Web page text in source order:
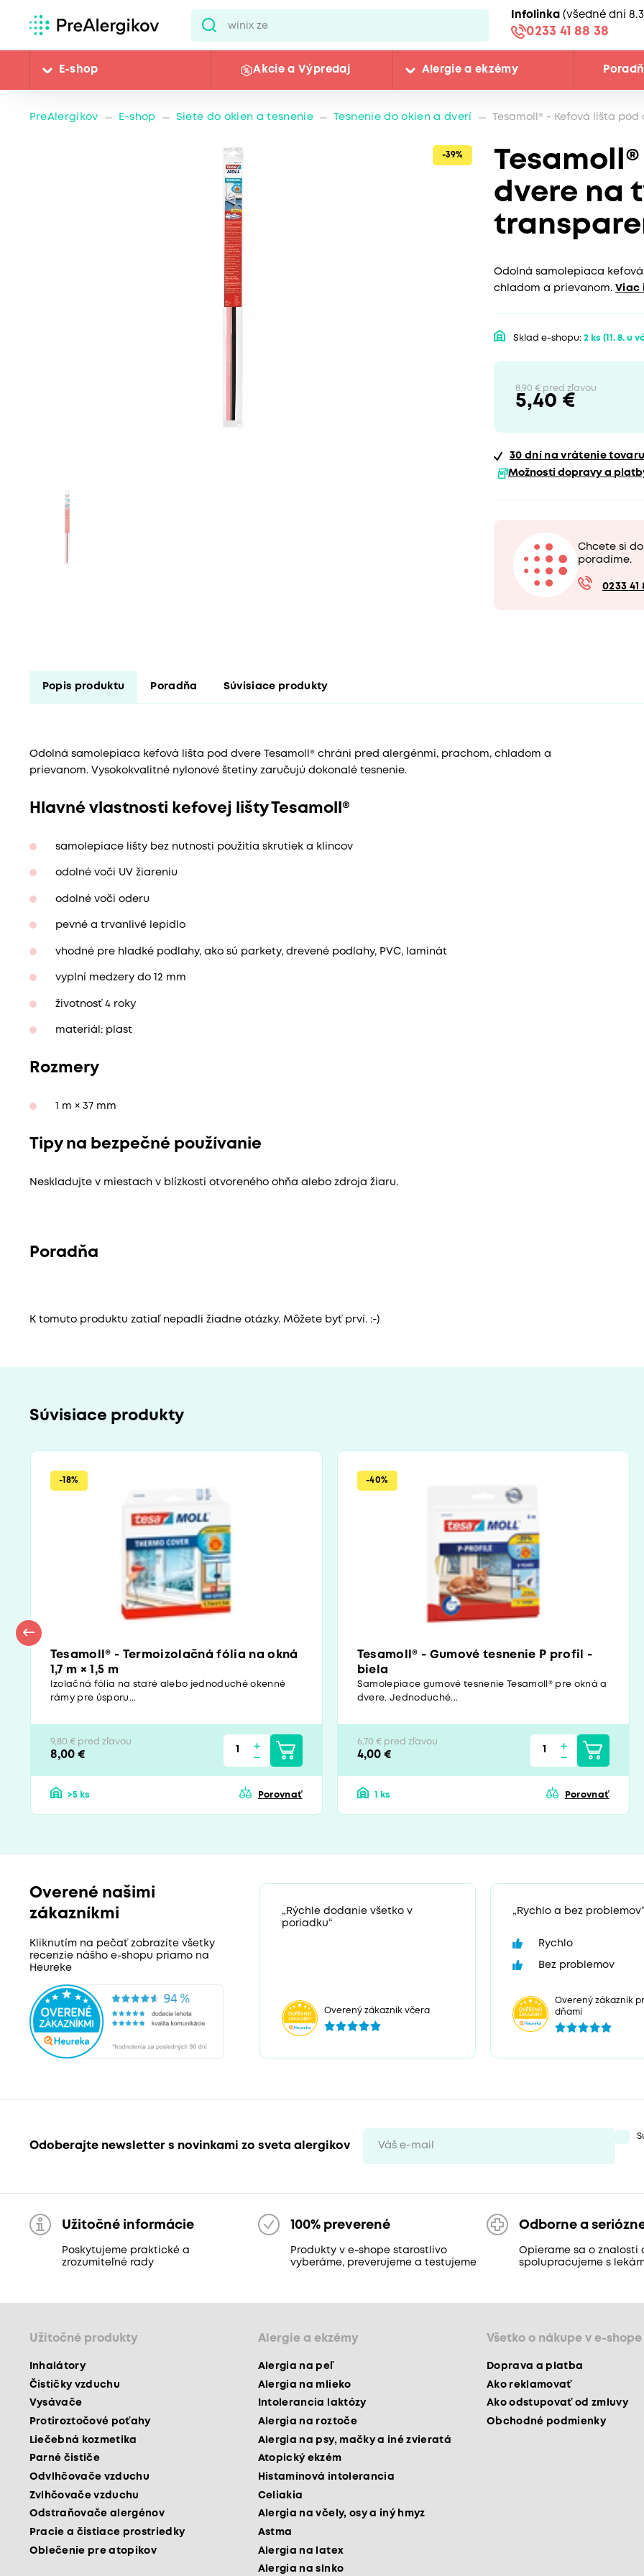
Infolinka (všedné dni
0233 41 88 38
E-shop Akcie a Výpredaj Alergie a ekzémy
PreAlergikov E-shop Siete do okien a tesnenie Tesnenie do okien a dverí Tesamoll® - Kefová lišta
dvere na
-39%
Odolná samolepiaca
chladom a prievanom. Viac
Sklad e-shopu: 2 ks (11. 8. u
8,90 € pred zľavou
5,40 €
30 dní na vrátenie
Možnosti dopravy a
Chcete si
poradíme.
0233 41
Popis produktu Poradňa Súvisiace produkty
Odolná samolepiaca kefová lišta pod dvere Tesamoll® chráni pred alergénmi, prachom, chladom a
prievanom. Vysokokvalitné nylonové štetiny zaručujú dokonalé tesnenie.
Hlavné vlastnosti kefovej lišty Tesamoll®
samolepiace lišty bez nutnosti použitia skrutiek a klincov
odolné voči UV žiareniu
odolné voči oderu
pevné a trvanlivé lepidlo
vhodné pre hladké podlahy, ako sú parkety, drevené podlahy, PVC, laminát
vyplní medzery do 12 mm
životnosť 4 roky
materiál: plast
Rozmery
1 m × 37 mm
Tipy na bezpečné používanie
Neskladujte v miestach v blízkosti otvoreného ohňa alebo zdroja žiaru.
Poradňa
K tomuto produktu zatiaľ nepadli žiadne otázky. Môžete byť prví. :-)
Súvisiace produkty
-18%
Tesamoll® - Termoizolačná fólia na okná
1,7 m × 1,5 m
Izolačná fólia na staré alebo jednoduché okenné
rámy pre úsporu...
9,80 € pred zľavou
8,00 €
>5 ks Porovnať
-40%
Tesamoll® - Gumové tesnenie P profil -
biela
Samolepiace gumové tesnenie Tesamoll® pre okná a
dvere. Jednoduché...
6,70 € pred zľavou
4,00 €
1 ks Porovnať
Overené našimi
zákazníkmi
Kliknutím na pečať zobrazíte všetky
recenzie nášho e-shopu priamo na
Heureke
„Rýchle dodanie všetko v
poriadku“
Overený zákazník včera
„Rychlo a bez
Rychlo
Bez problemov
Overený zákazník
dňami
Odoberajte newsletter s novinkami zo sveta alergikov
Užitočné informácie
Poskytujeme praktické a
zrozumiteľné rady
100% preverené
Produkty v e-shope starostlivo
vyberáme, preverujeme a testujeme
Odborne a
Opierame sa o znalosti
spolupracujeme s
Užitočné produkty
Inhalátory
Čističky vzduchu
Vysávače
Protiroztočové poťahy
Liečebná kozmetika
Parné čističe
Odvlhčovače vzduchu
Zvlhčovače vzduchu
Odstraňovače alergénov
Pracie a čistiace prostriedky
Oblečenie pre atopikov
Alergie a ekzémy
Alergia na peľ
Alergia na mlieko
Intolerancia laktózy
Alergia na roztoče
Alergia na psy, mačky a iné zvieratá
Atopický ekzém
Histamínová intolerancia
Celiakia
Alergia na včely, osy a iný hmyz
Astma
Alergia na latex
Alergia na slnko
Všetko o nákupe v e-shope
Doprava a platba
Ako reklamovať
Ako odstupovať od zmluvy
Obchodné podmienky